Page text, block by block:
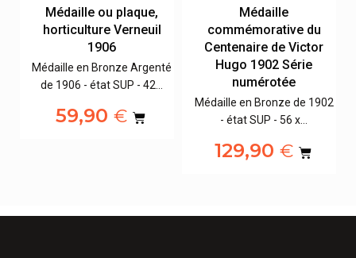
Médaille de retraite
Crédit commercial de
France CCF par L.
Bazor
Médaille en Bronze
SUP - 77…
Médaille ou plaque,
horticulture Verneuil
1906
Médaille en Bronze Argenté
de 1906 - état SUP - 42…
59,90€